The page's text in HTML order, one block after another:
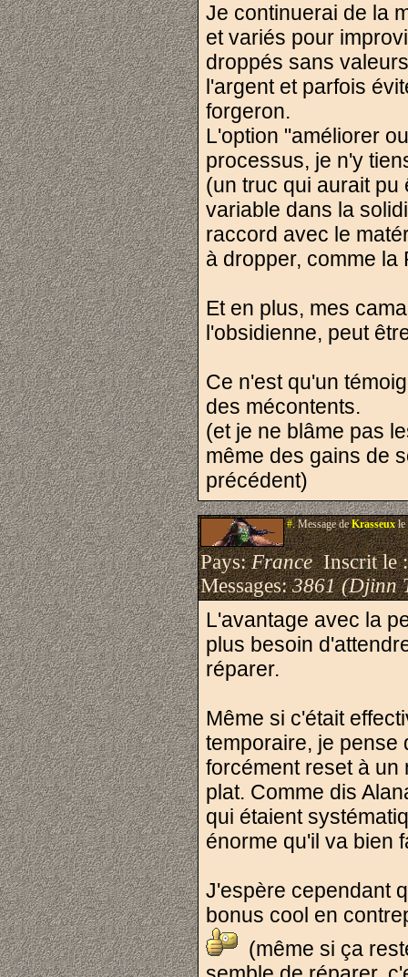
Je continuerai de la
et variés pour
droppés sans
l'argent et parfois
forgeron.
L'option "améliorer
processus, je n'y
(un truc qui aurait pu
variable dans la
raccord avec le
à dropper, comme la
Et en plus, mes
l'obsidienne, peut
Ce n'est qu'un
des mécontents.
(et je ne blâme pas
même des gains de
précédent)
#.Message deKrasseuxle
Pays:FranceInscrit le
Messages:3861 (Djinn
L'avantage avec la
plus besoin
réparer.
Même si c'était
temporaire, je pense
forcément reset à un
plat. Comme dis
qui étaient
énorme qu'il va bien
J'espère cependant
bonus cool en
(même si ça